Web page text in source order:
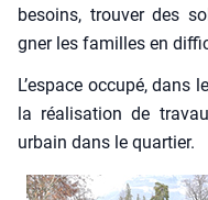
besoins, trou­ver des
gner les familles en
L’espace occu­pé, dans
la réa­li­sa­tion de
urbain dans le quar­tier.